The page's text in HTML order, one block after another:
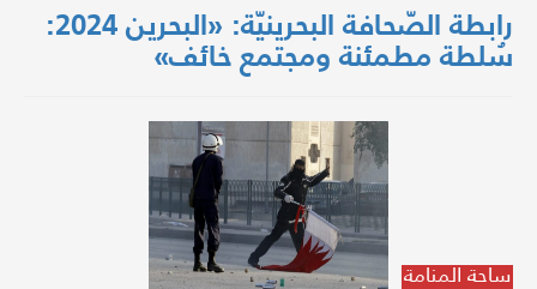
رابطة الصّحافة البحرينيّة: «البحرين 2024:
سُلطة مطمئنة ومجتمع خائف»
ساحة المنامة